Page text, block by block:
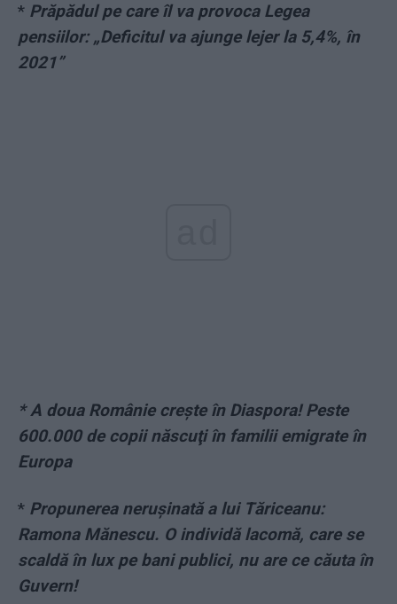
* Prăpădul pe care îl va provoca Legea
pensiilor: „Deficitul va ajunge lejer la 5,4%, în
2021”
* A doua Românie creşte în Diaspora! Peste
600.000 de copii născuţi în familii emigrate în
Europa
* Propunerea nerușinată a lui Tăriceanu:
Ramona Mănescu. O individă lacomă, care se
scaldă în lux pe bani publici, nu are ce căuta în
Guvern!